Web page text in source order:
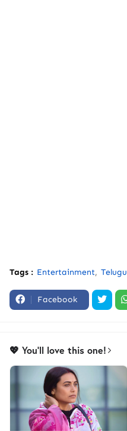
Tags : Entertainment Telugu
Facebook
💖 You'll love this one!